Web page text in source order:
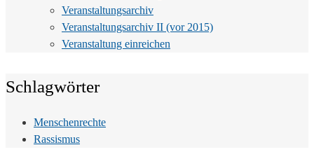
Veranstaltungsarchiv
Veranstaltungsarchiv II (vor 2015)
Veranstaltung einreichen
Schlagwörter
Menschenrechte
Rassismus